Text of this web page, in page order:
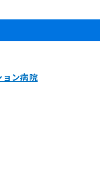
ン病院